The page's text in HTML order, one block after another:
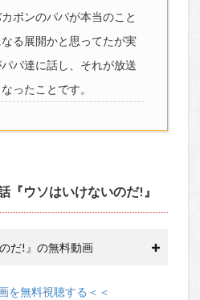
ボンのパパが本当のこと
る展開かと思ってたが実
パ達に話し、それが放送
ったことです。
『ウソはいけないのだ!』
だ!』の無料動画
を無料視聴する＜＜